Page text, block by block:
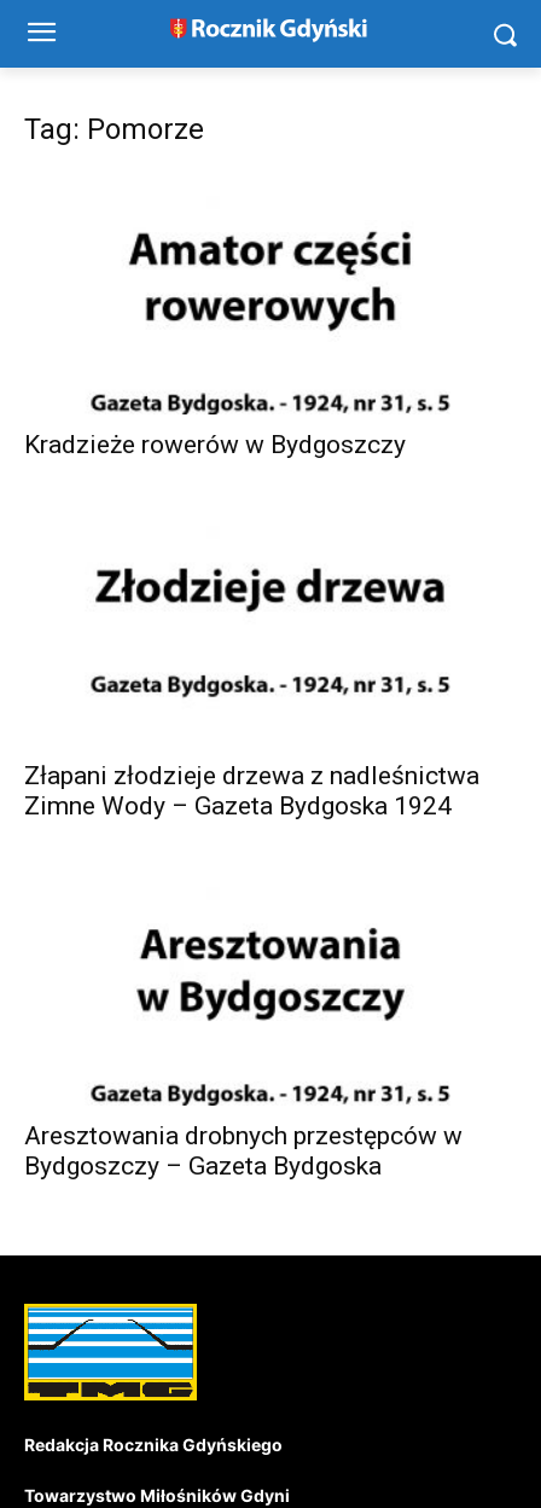
Tag: Pomorze
Kradzieże rowerów w Bydgoszczy
Złapani złodzieje drzewa z nadleśnictwa
Zimne Wody – Gazeta Bydgoska 1924
Aresztowania drobnych przestępców w
Bydgoszczy – Gazeta Bydgoska
Redakcja Rocznika Gdyńskiego
Towarzystwo Miłośników Gdyni